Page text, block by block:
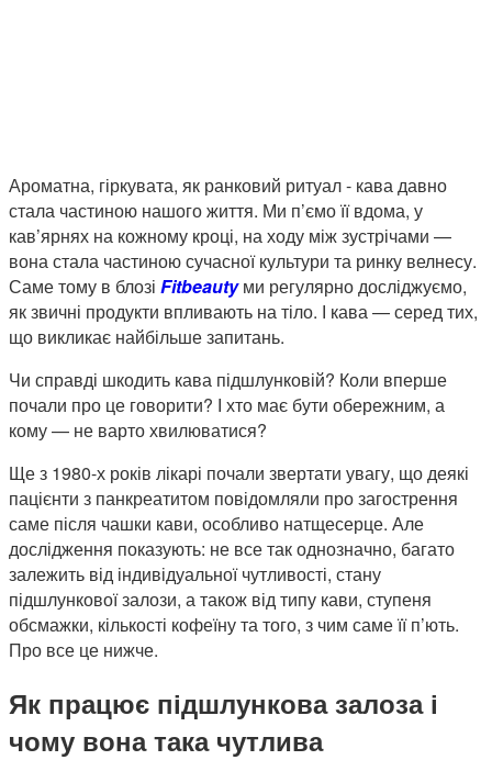
Ароматна, гіркувата, як ранковий ритуал - кава давно
стала частиною нашого життя. Ми п’ємо її вдома, у
кав’ярнях на кожному кроці, на ходу між зустрічами —
вона стала частиною сучасної культури та ринку велнесу.
Саме тому в блозі Fitbeautyми регулярно досліджуємо,
як звичні продукти впливають на тіло. І кава — серед тих,
що викликає найбільше запитань.
Чи справді шкодить кава підшлунковій? Коли вперше
почали про це говорити? І хто має бути обережним, а
кому — не варто хвилюватися?
Ще з 1980-х років лікарі почали звертати увагу, що деякі
пацієнти з панкреатитом повідомляли про загострення
саме після чашки кави, особливо натщесерце. Але
дослідження показують: не все так однозначно, багато
залежить від індивідуальної чутливості, стану
підшлункової залози, а також від типу кави, ступеня
обсмажки, кількості кофеїну та того, з чим саме її п’ють.
Про все це нижче.
Як працює підшлункова залоза і
чому вона така чутлива